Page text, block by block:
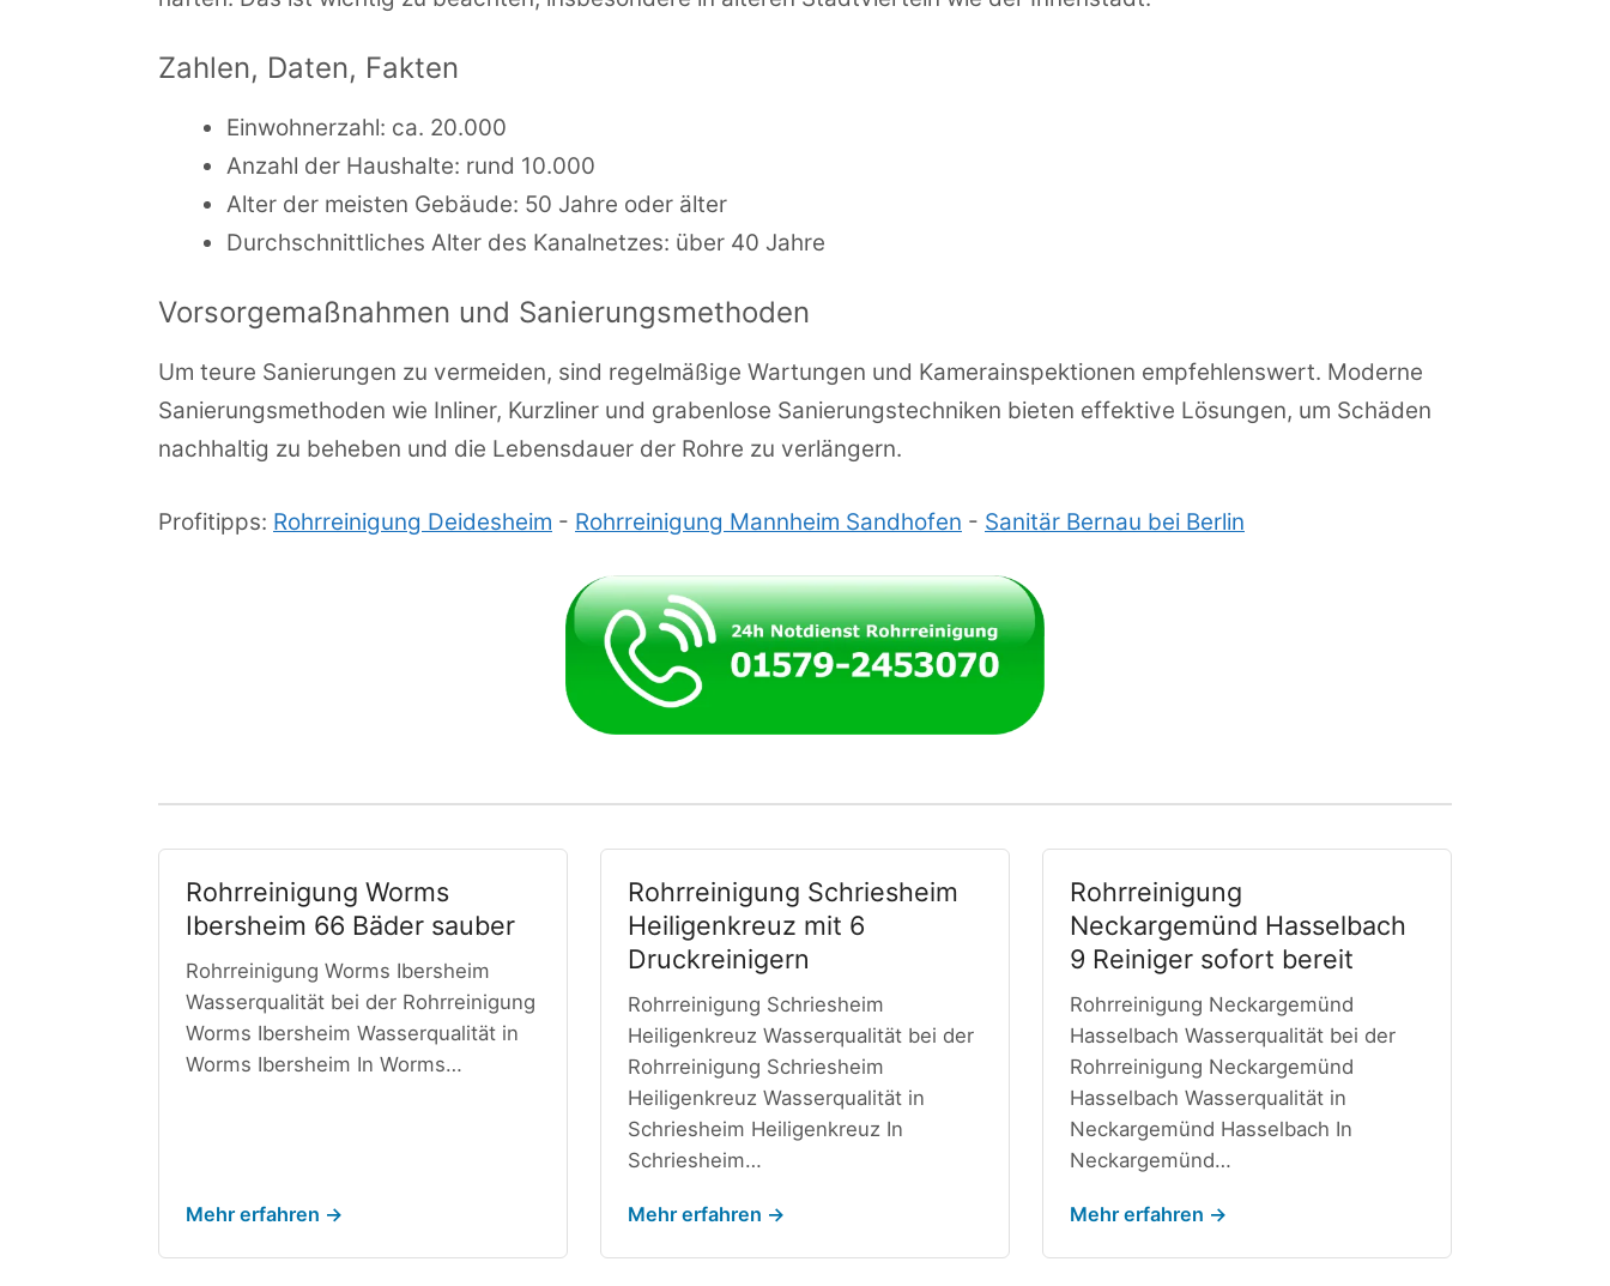
Zahlen, Daten, Fakten
Einwohnerzahl: ca. 20.000
Anzahl der Haushalte: rund 10.000
Alter der meisten Gebäude: 50 Jahre oder älter
Durchschnittliches Alter des Kanalnetzes: über 40 Jahre
Vorsorgemaßnahmen und Sanierungsmethoden
Um teure Sanierungen zu vermeiden, sind regelmäßige Wartungen und Kamerainspektionen empfehlenswert. Moderne
Sanierungsmethoden wie Inliner, Kurzliner und grabenlose Sanierungstechniken bieten effektive Lösungen, um Schäden
nachhaltig zu beheben und die Lebensdauer der Rohre zu verlängern.
Profitipps: Rohrreinigung Deidesheim - Rohrreinigung Mannheim Sandhofen - Sanitär Bernau bei Berlin
Rohrreinigung Worms
Ibersheim 66 Bäder sauber
Rohrreinigung Worms Ibersheim
Wasserqualität bei der Rohrreinigung
Worms Ibersheim Wasserqualität in
Worms Ibersheim In Worms…
Mehr erfahren →
Rohrreinigung Schriesheim
Heiligenkreuz mit 6
Druckreinigern
Rohrreinigung Schriesheim
Heiligenkreuz Wasserqualität bei der
Rohrreinigung Schriesheim
Heiligenkreuz Wasserqualität in
Schriesheim Heiligenkreuz In
Schriesheim…
Mehr erfahren →
Rohrreinigung
Neckargemünd Hasselbach
9 Reiniger sofort bereit
Rohrreinigung Neckargemünd
Hasselbach Wasserqualität bei der
Rohrreinigung Neckargemünd
Hasselbach Wasserqualität in
Neckargemünd Hasselbach In
Neckargemünd…
Mehr erfahren →